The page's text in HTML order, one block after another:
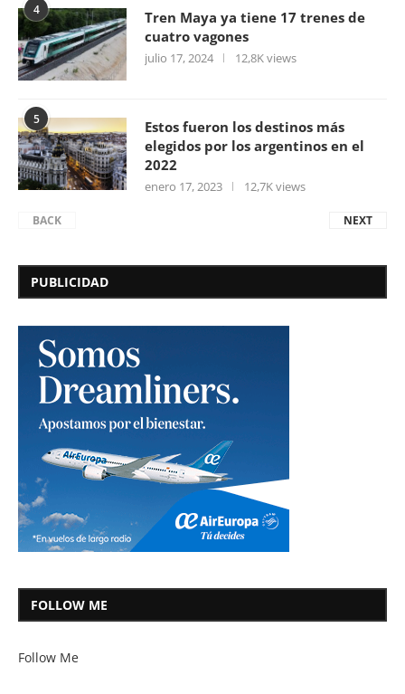
4
Tren Maya ya tiene 17 trenes de
cuatro vagones
julio 17, 2024 12,8K views
5
Estos fueron los destinos más
elegidos por los argentinos en el
2022
enero 17, 2023 12,7K views
BACK NEXT
PUBLICIDAD
FOLLOW ME
Follow Me